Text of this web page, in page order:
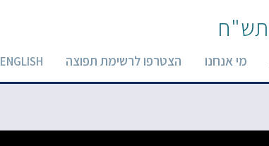
תש"ח
מי אנחנו הצטרפו לרשימת תפוצה ENGLISH